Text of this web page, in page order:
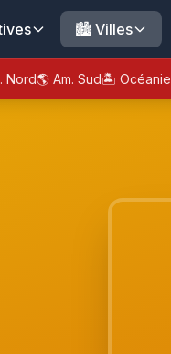
🏙️ Villes
Nord🌎 Am. Sud🏝️ Océanie